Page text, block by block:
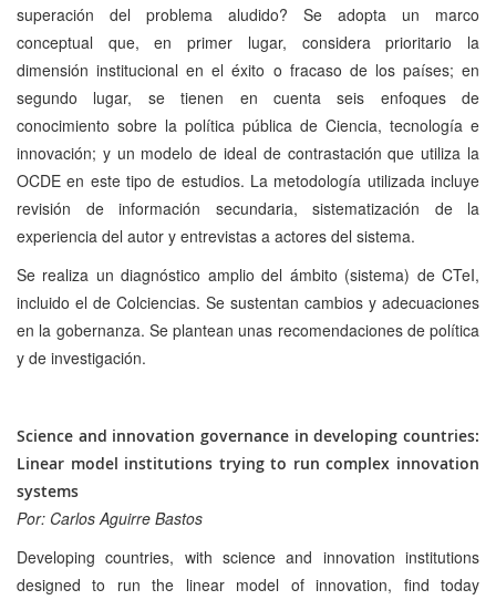
superación del problema aludido? Se adopta un marco
conceptual que, en primer lugar, considera prioritario la
dimensión institucional en el éxito o fracaso de los países; en
segundo lugar, se tienen en cuenta seis enfoques de
conocimiento sobre la política pública de Ciencia, tecnología e
innovación; y un modelo de ideal de contrastación que utiliza la
OCDE en este tipo de estudios. La metodología utilizada incluye
revisión de información secundaria, sistematización de la
experiencia del autor y entrevistas a actores del sistema.
Se realiza un diagnóstico amplio del ámbito (sistema) de CTeI,
incluido el de Colciencias. Se sustentan cambios y adecuaciones
en la gobernanza. Se plantean unas recomendaciones de política
y de investigación.
Science and innovation governance in developing countries:
Linear model institutions trying to run complex innovation
systems
Por: Carlos Aguirre Bastos
Developing countries, with science and innovation institutions
designed to run the linear model of innovation, find today